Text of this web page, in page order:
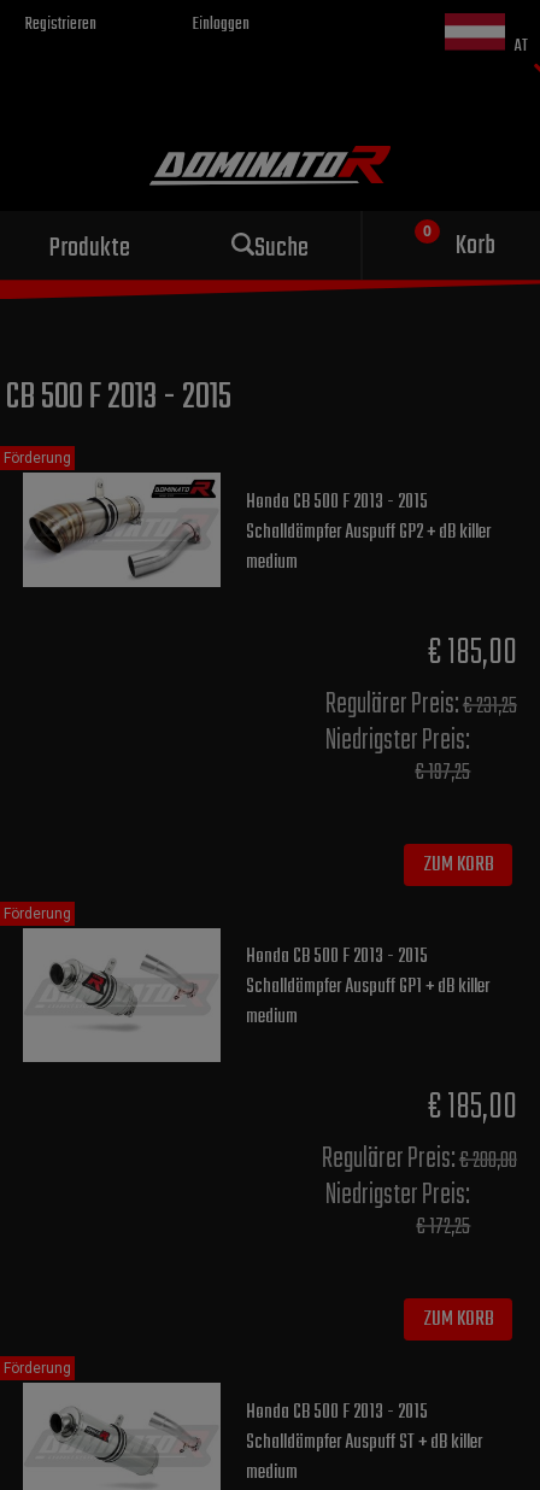
Registrieren Einloggen
AT
Produkte Suche Korb
Sportauspuff
für dein Motorrad
CB 500 F 2013 - 2015
Honda CB 500 F 2013 - 2015
Schalldämpfer Auspuff GP2 + dB killer
medium
€ 185,00
Regulärer Preis:€ 231,25
Niedrigster Preis:
€ 197,25
ZUM KORB
Förderung
Honda CB 500 F 2013 - 2015
Schalldämpfer Auspuff GP1 + dB killer
medium
€ 185,00
Regulärer Preis:€ 200,00
Niedrigster Preis:
€ 172,25
ZUM KORB
Förderung
Honda CB 500 F 2013 - 2015
Schalldämpfer Auspuff ST + dB killer
medium
Förderung